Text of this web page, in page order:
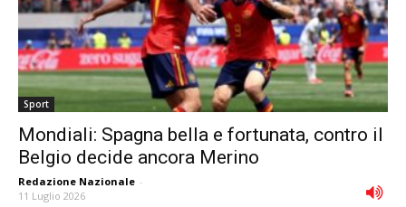
Sport
Mondiali: Spagna bella e fortunata, contro il
Belgio decide ancora Merino
Redazione Nazionale -
11 Luglio 2026